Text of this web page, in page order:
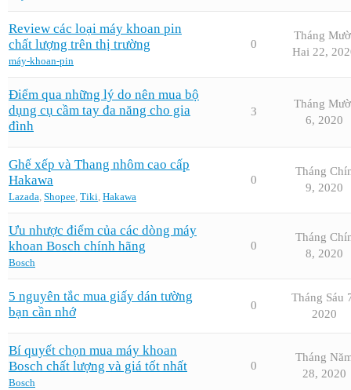
Review các loại máy khoan pin
chất lượng trên thị trường
máy-khoan-pin
0
Tháng
Hai 22,
Điểm qua những lý do nên mua bộ
dụng cụ cầm tay đa năng cho gia
đình
3
Tháng
6, 2020
Ghế xếp và Thang nhôm cao cấp
Hakawa
Lazada, Shopee, Tiki, Hakawa
0
Tháng
9, 2020
Ưu nhược điểm của các dòng máy
khoan Bosch chính hãng
Bosch
0
Tháng
8, 2020
5 nguyên tắc mua giấy dán tường
bạn cần nhớ
0
Tháng Sáu
2020
Bí quyết chọn mua máy khoan
Bosch chất lượng và giá tốt nhất
Bosch
0
Tháng
28, 2020